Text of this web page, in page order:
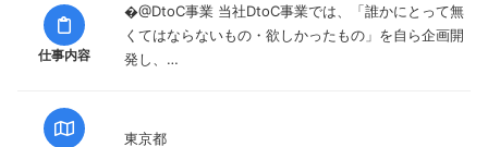
仕事内容
�@DtoC事業 当社DtoC事業では、「誰かにとって無
くてはならないもの・欲しかったもの」を自ら企画開
発し、…
東京都